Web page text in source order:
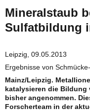
Mineralstaub
Sulfatbildung
Leipzig, 09.05.2013
Ergebnisse von
Mainz/Leipzig.
katalysieren die Bildung
bisher angenommen.
Forscherteam in der